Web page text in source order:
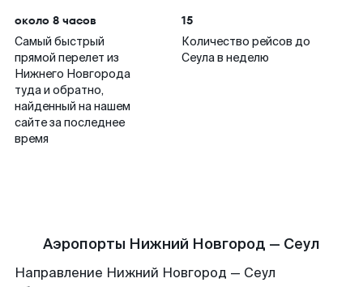
около 8 часов
Самый быстрый
прямой перелет из
Нижнего Новгорода
туда и обратно,
найденный на нашем
сайте за последнее
время
15
Количество рейсов до
Сеула в неделю
Аэропорты Нижний Новгород — Сеул
Направление Нижний Новгород — Сеул